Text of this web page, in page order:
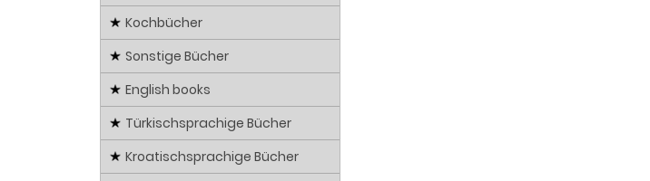
Kochbücher
Sonstige Bücher
English books
Türkischsprachige Bücher
Kroatischsprachige Bücher